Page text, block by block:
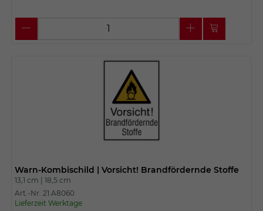
Warn-Kombischild | Vorsicht! Brandfördernde Stoffe
13,1 cm | 18,5 cm
Art.-Nr. 21.A8060
Lieferzeit Werktage